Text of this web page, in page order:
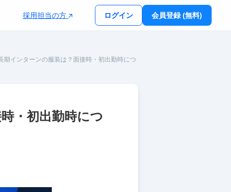
採用担当の方 ログイン 会員登録 (無料)
期インターンの服装は？面接時・初出勤時につ
・初出勤時につ